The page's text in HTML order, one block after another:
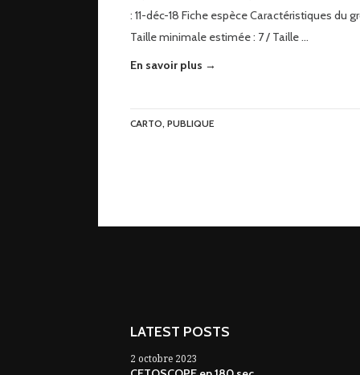
: 11-déc-18 Fiche espèce Caractéristiques du
Taille minimale estimée : 7 / Taille …
En savoir plus →
CARTO, PUBLIQUE
LATEST POSTS
2 octobre 2023